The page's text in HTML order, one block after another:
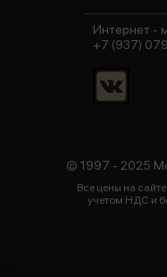
© 1997 - 2025
Все цены на
учетом НДС и
Интернет -
+7 (937)